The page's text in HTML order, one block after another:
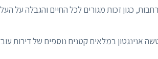
כגון זכות מגורים לכל החיים והגבלה על
אנינגטון במלאים קטנים נוספים של דירות